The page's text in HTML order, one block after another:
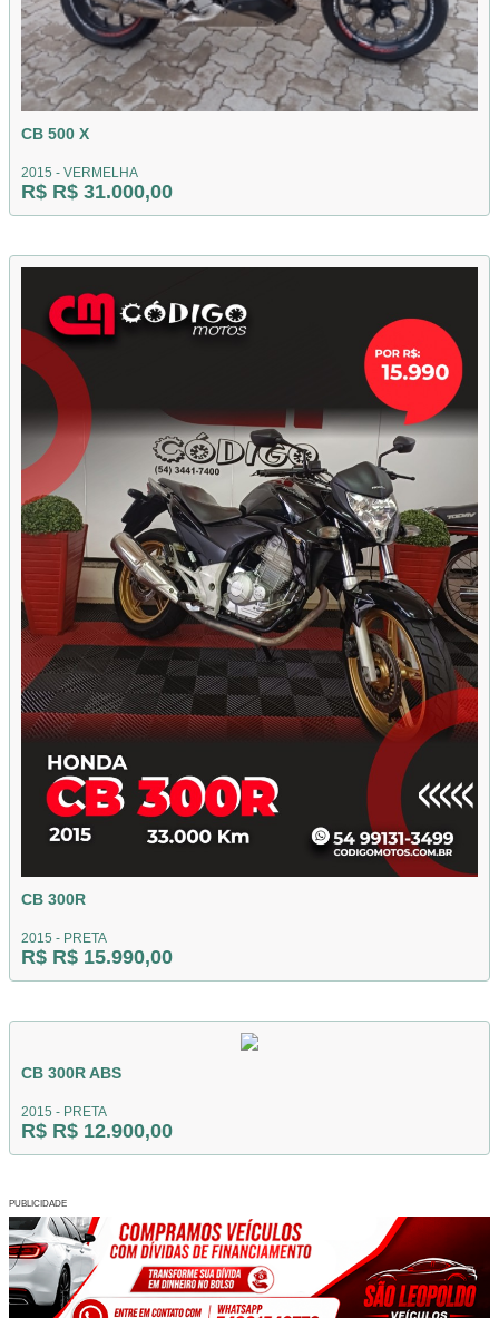
CB 500 X
2015 - VERMELHA
R$ R$ 31.000,00
CB 300R
2015 - PRETA
R$ R$ 15.990,00
CB 300R ABS
2015 - PRETA
R$ R$ 12.900,00
PUBLICIDADE